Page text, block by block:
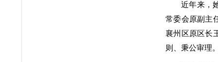
近年来，
常委会原副主
襄州区原区长
则、秉公审理